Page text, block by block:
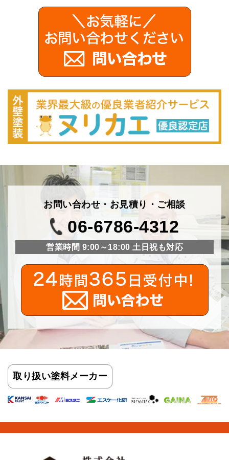
お問い合わせ・お見積り・ご相談
06-6786-4312
営業時間 9:00～18:00 土日祝も対応
取り扱い塗料メーカー